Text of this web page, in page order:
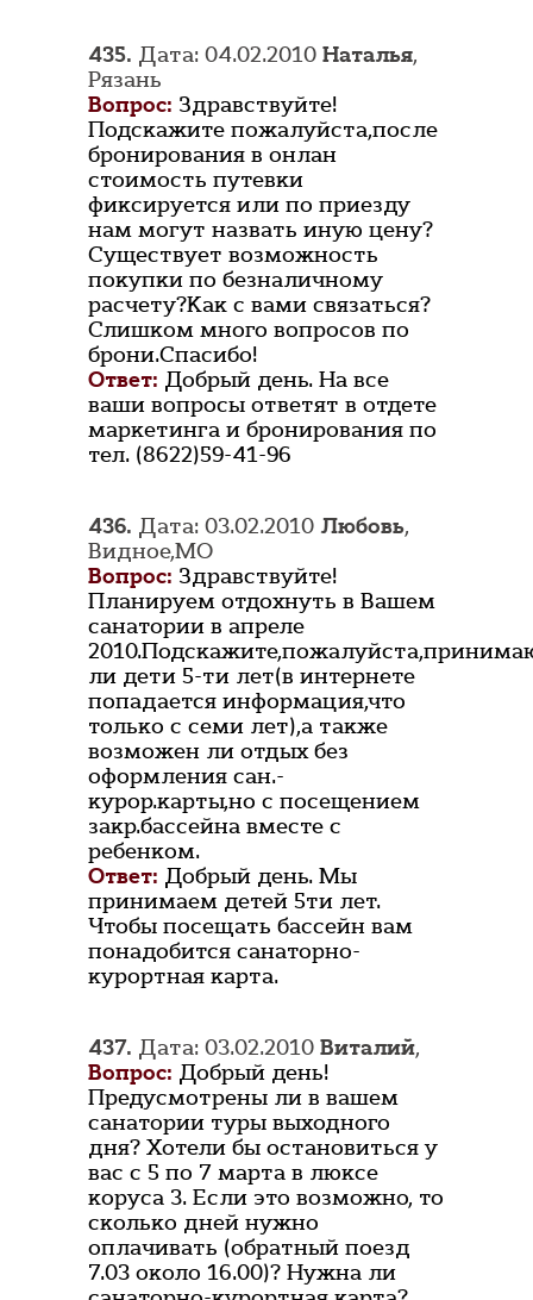
435. Дата: 04.02.2010 Наталья,
Рязань
Вопрос: Здравствуйте!
Подскажите пожалуйста,после
бронирования в онлан
стоимость путевки
фиксируется или по приезду
нам могут назвать иную цену?
Существует возможность
покупки по безналичному
расчету?Как с вами связаться?
Слишком много вопросов по
брони.Спасибо!
Ответ: Добрый день. На все
ваши вопросы ответят в отдете
маркетинга и бронирования по
тел. (8622)59-41-96
436. Дата: 03.02.2010 Любовь,
Видное,МО
Вопрос: Здравствуйте!
Планируем отдохнуть в Вашем
санатории в апреле
ли дети 5-ти лет(в интернете
попадается информация,что
только с семи лет),а также
возможен ли отдых без
оформления сан.-
курор.карты,но с посещением
закр.бассейна вместе с
ребенком.
Ответ: Добрый день. Мы
принимаем детей 5ти лет.
Чтобы посещать бассейн вам
понадобится санаторно-
курортная карта.
437. Дата: 03.02.2010 Виталий,
Вопрос: Добрый день!
Предусмотрены ли в вашем
санатории туры выходного
дня? Хотели бы остановиться у
вас с 5 по 7 марта в люксе
коруса 3. Если это возможно, то
сколько дней нужно
оплачивать (обратный поезд
7.03 около 16.00)? Нужна ли